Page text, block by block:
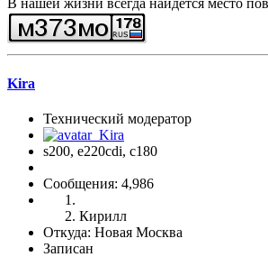
В нашей жизни всегда найдется место
Kira
Технический модератор
s200, е220cdi, с180
Сообщения: 4,986
Кирилл
Откуда: Новая Москва
Записан